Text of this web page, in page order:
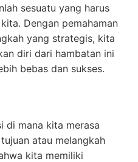
sesuatu yang harus
Dengan pemahaman
yang strategis, kita
diri dari hambatan ini
bebas dan sukses.
di mana kita merasa
atau melangkah
kita memiliki